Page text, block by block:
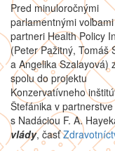
Pred minuloročnými
parlamentnými
partneri Health Policy
(Peter Pažitný, Tomáš
a Angelika Szalayová)
spolu do projektu
Konzervatívneho
Štefánika v partnerstve
s Nadáciou F. A.
vlády, časť